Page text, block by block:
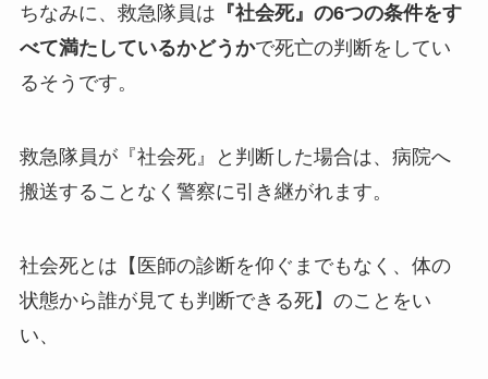
ちなみに、救急隊員は 『社会死』の6つの条件をす
べて満たしているかどうかで死亡の判断をしてい
るそうです。
救急隊員が『社会死』と判断した場合は、病院へ
搬送することなく警察に引き継がれます。
社会死とは【医師の診断を仰ぐまでもなく、体の
状態から誰が見ても判断できる死】のことをい
い、